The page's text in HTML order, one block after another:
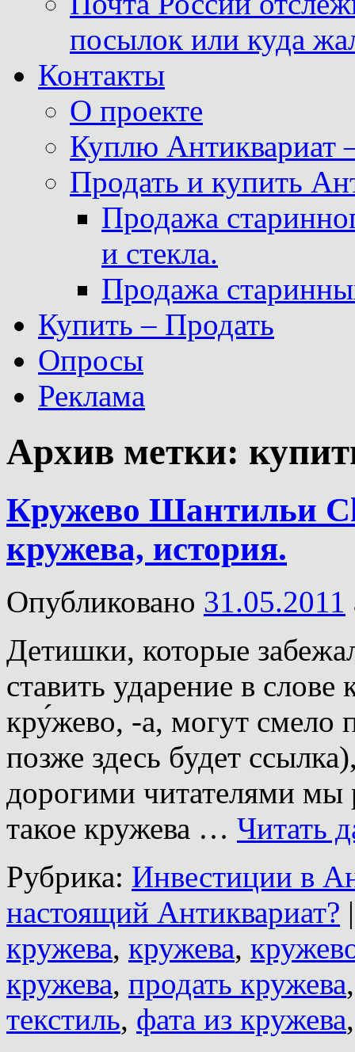
посылок или куда
Контакты
О проекте
Куплю Антиквариат
Продать и купить
Продажа
и стекла.
Продажа
Купить – Продать
Опросы
Реклама
Архив метки:
Кружево Шантильи
кружева, история.
Опубликовано 31.05.2011
Детишки, которые
ставить ударение в
кру́жево, -а, могут смело
позже здесь будет
дорогими читателями мы
такое кружева … Читать
Рубрика: Инвестиции в
настоящий Антиквариат? |
кружева, кружева,
кружева, продать кружева
текстиль, фата из кружева